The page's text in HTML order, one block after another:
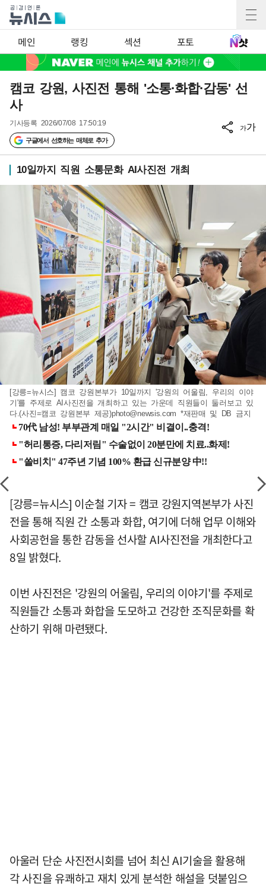
메인 랭킹 섹션 포토
캠코 강원, 사진전 통해 '소통·화합·감동' 선
사
기사등록 2026/07/08 17:50:19
구글에서 선호하는 매체로 추가
가가
10일까지 직원 소통문화 AI사진전 개최
[강릉=뉴시스] 캠코 강원본부가 10일까지 '강원의 어울림, 우리의 이야
기'를 주제로 AI사진전을 개최하고 있는 가운데 직원들이 둘러보고 있
다.(사진=캠코 강원본부 제공)photo@newsis.com *재판매 및 DB 금지
[강릉=뉴시스] 이순철 기자 = 캠코 강원지역본부가 사진
전을 통해 직원 간 소통과 화합, 여기에 더해 업무 이해와
사회공헌을 통한 감동을 선사할 AI사진전을 개최한다고
8일 밝혔다.
이번 사진전은 '강원의 어울림, 우리의 이야기'를 주제로
직원들간 소통과 화합을 도모하고 건강한 조직문화를 확
산하기 위해 마련됐다.
아울러 단순 사진전시회를 넘어 최신 AI기술을 활용해
각 사진을 유쾌하고 재치 있게 분석한 해설을 덧붙임으